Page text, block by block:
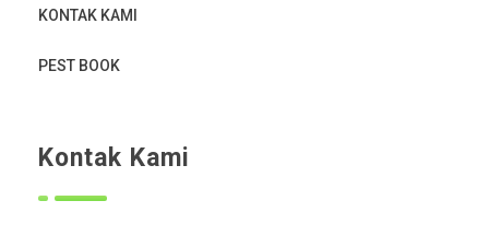
KONTAK KAMI
PEST BOOK
Kontak Kami